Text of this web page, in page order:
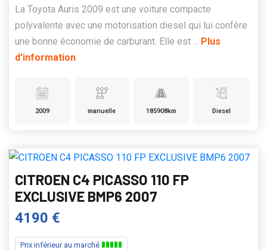
La Toyota Auris 2009 est une voiture compacte
polyvalente avec une motorisation diesel qui lui confère
une bonne économie de carburant. Elle est ... Plus
d'information
2009 manuelle 185908km Diesel
CITROEN C4 PICASSO 110 FP
EXCLUSIVE BMP6 2007
4190 €
Prix inférieur au marché